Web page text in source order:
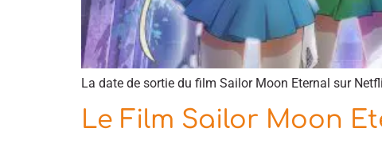
La date de sortie du film Sailor Moon Eternal sur
Le Film Sailor Moon